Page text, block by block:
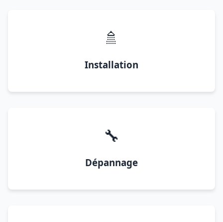
🚿
Installation
🔧
Dépannage